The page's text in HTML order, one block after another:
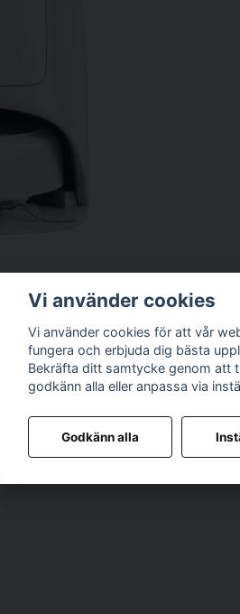
Vi använder cookies
Vi använder cookies för att vår
fungera och erbjuda dig bästa
Bekräfta ditt samtycke genom att
godkänn alla eller anpassa via
Godkänn alla